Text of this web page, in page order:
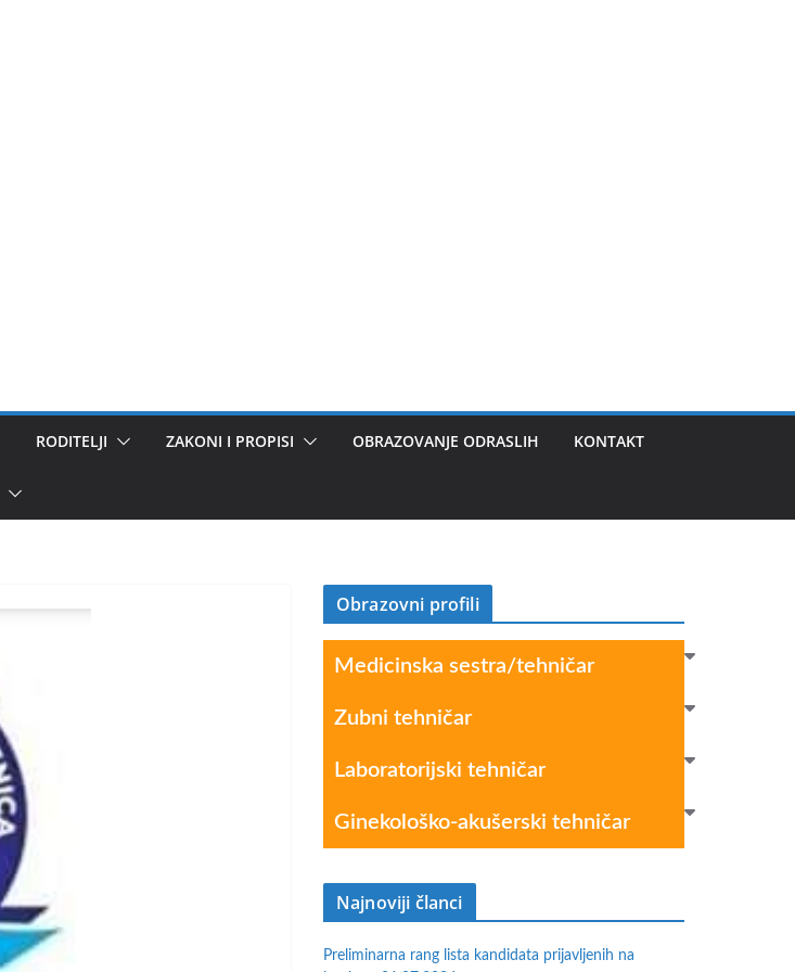
RODITELJI ZAKONI I PROPISI OBRAZOVANJE ODRASLIH KONTAKT
Obrazovni profili
Medicinska sestra/tehničar
Zubni tehničar
Laboratorijski tehničar
Ginekološko-akušerski tehničar
Najnoviji članci
Preliminarna rang lista kandidata prijavljenih na